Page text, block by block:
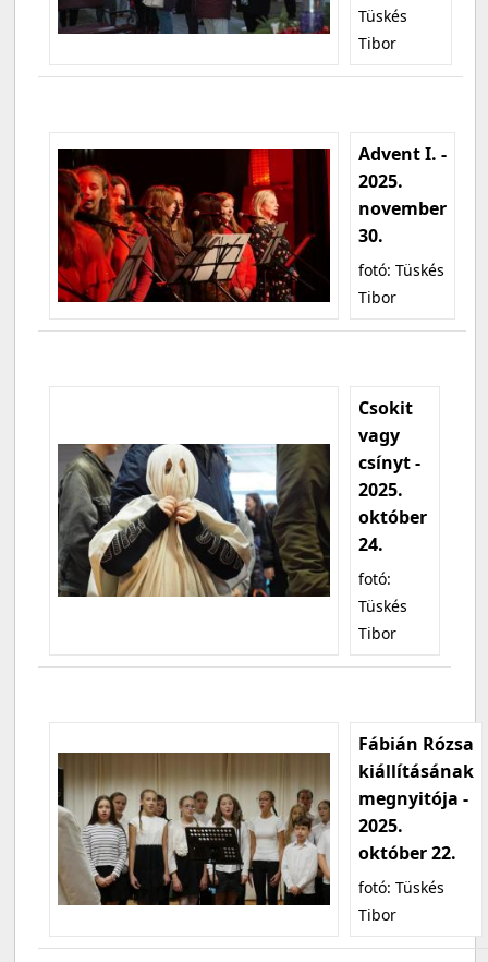
Tüskés
Tibor
Advent I. -
2025.
november
30.
fotó: Tüskés
Tibor
Csokit
vagy
csínyt -
2025.
október
24.
fotó:
Tüskés
Tibor
Fábián Rózsa
kiállításának
megnyitója -
2025.
október 22.
fotó: Tüskés
Tibor